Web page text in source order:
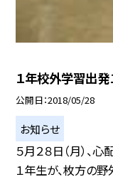
１年校外学習出発
公開日 2018/05/28
お知らせ
５月２８日（月）、
１年生が、枚方の野